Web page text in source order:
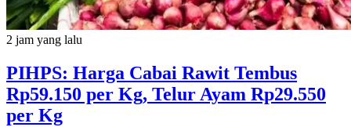
2 jam yang lalu
PIHPS: Harga Cabai Rawit Tembus
Rp59.150 per Kg, Telur Ayam Rp29.550
per Kg